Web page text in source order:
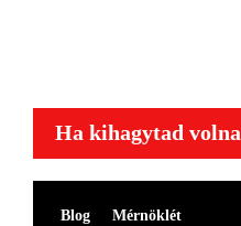
Ha kihagytad volna
Blog Mérnöklét